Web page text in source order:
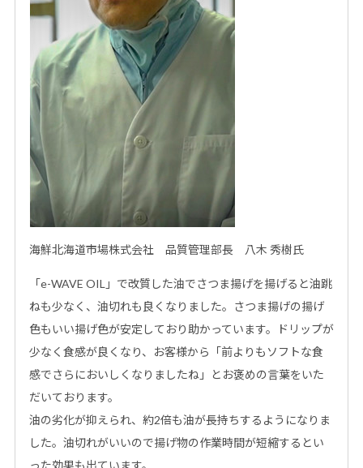
海鮮北海道市場株式会社 品質管理部長 八木 秀樹氏
「e-WAVE OIL」で改質した油でさつま揚げを揚げると油跳
ねも少なく、油切れも良くなりました。さつま揚げの揚げ
色もいい揚げ色が安定しており助かっています。ドリップが
少なく食感が良くなり、お客様から「前よりもソフトな食
感でさらにおいしくなりましたね」とお褒めの言葉をいた
だいております。
油の劣化が抑えられ、約2倍も油が長持ちするようになりま
した。油切れがいいので揚げ物の作業時間が短縮するとい
った効果も出ています。